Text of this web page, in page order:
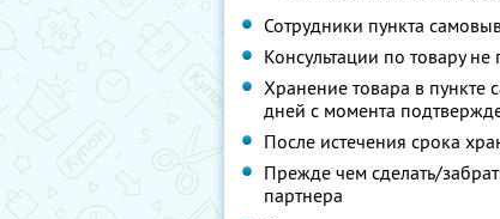
Сотрудники пункта
Консультации по товару не
Хранение товара в пункте
дней с момента
После истечения срока
Прежде чем сделать/
партнера